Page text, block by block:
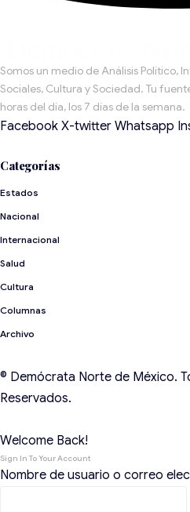
Somos un medio de Análisis Político,
Sociales, Cultura y Sociedad. Tu
horas del día, los 7 días de la semana.
Facebook X-twitter Whatsapp
Categorías
Estados
Nacional
Internacional
Salud
Cultura
Archivo
© Demócrata Norte de México.
Reservados.
Welcome Back!
Sign In To Your Account
Nombre de usuario o correo